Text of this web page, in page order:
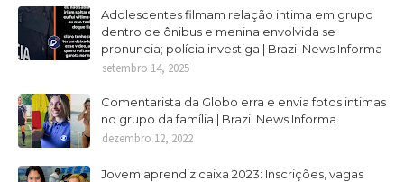
Adolescentes filmam relação intima em grupo
dentro de ônibus e menina envolvida se
pronuncia; polícia investiga | Brazil News Informa
setembro 14, 2025
Comentarista da Globo erra e envia fotos intimas
no grupo da família | Brazil News Informa
dezembro 12, 2022
Jovem aprendiz caixa 2023: Inscrições, vagas